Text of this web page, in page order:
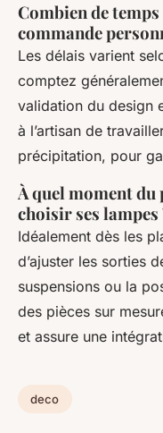
Combien de
commande
Les délais varient
comptez
validation du design
à l’artisan de
précipitation, pour
À quel moment
choisir ses lampes
Idéalement dès les
d’ajuster les sorties
suspensions ou la
des pièces sur
et assure une
deco